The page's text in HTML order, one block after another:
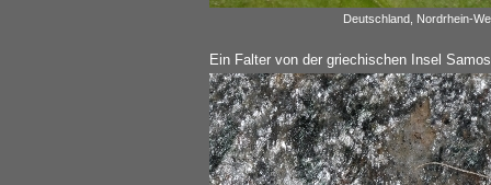
Deutschland, Nordrhein-
Ein Falter von der griechischen Insel